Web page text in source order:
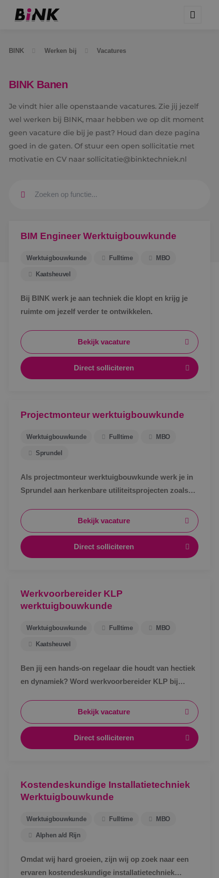
BINK Werken bij Vacatures
BINK Banen
Je vindt hier alle openstaande vacatures. Zie jij jezelf
wel werken bij BINK, maar hebben we op dit moment
geen vacature die bij je past? Houd dan deze pagina
goed in de gaten. Of stuur een open sollicitatie met
motivatie en CV naar sollicitatie@binktechniek.nl
BIM Engineer Werktuigbouwkunde
Werktuigbouwkunde Fulltime MBO
Kaatsheuvel
Bij BINK werk je aan techniek die klopt en krijg je
ruimte om jezelf verder te ontwikkelen.
Bekijk vacature
Direct solliciteren
Projectmonteur werktuigbouwkunde
Werktuigbouwkunde Fulltime MBO
Sprundel
Als projectmonteur werktuigbouwkunde werk je in
Sprundel aan herkenbare utiliteitsprojecten zoals
zichtbaar resultaat en korte lijnen.
Bekijk vacature
Direct solliciteren
Werkvoorbereider KLP
werktuigbouwkunde
Werktuigbouwkunde Fulltime MBO
Kaatsheuvel
Ben jij een hands-on regelaar die houdt van hectiek
en dynamiek? Word werkvoorbereider KLP bij
Bekijk vacature
Direct solliciteren
Kostendeskundige Installatietechniek
Werktuigbouwkunde
Werktuigbouwkunde Fulltime MBO
Alphen a/d Rijn
Omdat wij hard groeien, zijn wij op zoek naar een
ervaren kostendeskundige installatietechniek